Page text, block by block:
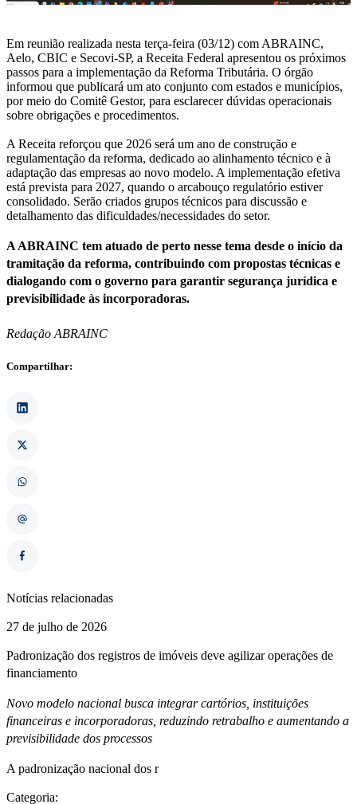
Em reunião realizada nesta terça-feira (03/12) com ABRAINC,
Aelo, CBIC e Secovi-SP, a Receita Federal apresentou os próximos
passos para a implementação da Reforma Tributária. O órgão
informou que publicará um ato conjunto com estados e municípios,
por meio do Comitê Gestor, para esclarecer dúvidas operacionais
sobre obrigações e procedimentos.
A Receita reforçou que 2026 será um ano de construção e
regulamentação da reforma, dedicado ao alinhamento técnico e à
adaptação das empresas ao novo modelo. A implementação efetiva
está prevista para 2027, quando o arcabouço regulatório estiver
consolidado. Serão criados grupos técnicos para discussão e
detalhamento das dificuldades/necessidades do setor.
A ABRAINC tem atuado de perto nesse tema desde o início da
tramitação da reforma, contribuindo com propostas técnicas e
dialogando com o governo para garantir segurança jurídica e
previsibilidade às incorporadoras.
Redação ABRAINC
Compartilhar:
Notícias relacionadas
27 de julho de 2026
Padronização dos registros de imóveis deve agilizar operações de
financiamento
Novo modelo nacional busca integrar cartórios, instituições
financeiras e incorporadoras, reduzindo retrabalho e aumentando a
previsibilidade dos processos
A padronização nacional dos r
Categoria: